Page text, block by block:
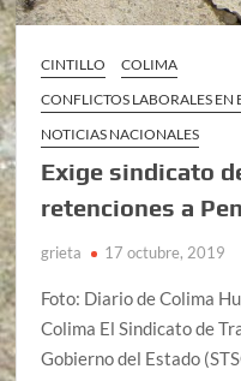
CINTILLO
COLIMA
CONFLICTOS LABORALES EN
NOTICIAS NACIONALES
Exige sindicato
retenciones a
grieta 17 octubre, 2019
Foto: Diario de Colima
Colima El Sindicato de
Gobierno del Estado